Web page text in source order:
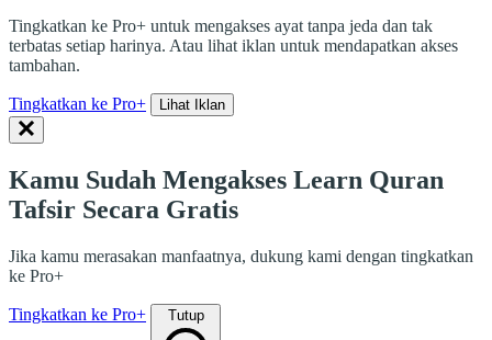
Tingkatkan ke Pro+ untuk mengakses ayat tanpa jeda dan tak
terbatas setiap harinya. Atau lihat iklan untuk mendapatkan akses
tambahan.
Tingkatkan ke Pro+ Lihat Iklan
Kamu Sudah Mengakses Learn Quran
Tafsir Secara Gratis
Jika kamu merasakan manfaatnya, dukung kami dengan tingkatkan
ke Pro+
Tingkatkan ke Pro+ Tutup